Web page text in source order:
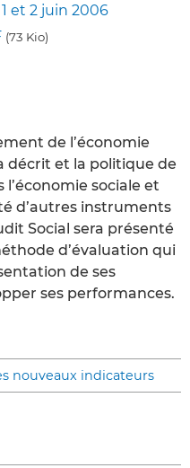
et 2 juin 2006
(73 Kio)
de l’économie
décrit et la politique de
l’économie sociale et
d’autres instruments
Social sera présenté
d’évaluation qui
de ses
ses performances.
nouveaux indicateurs